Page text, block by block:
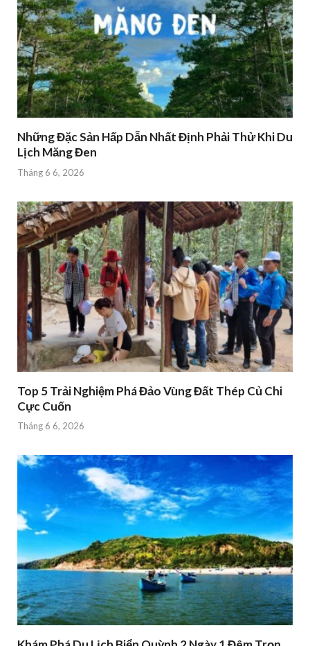
Những Đặc Sản Hấp Dẫn Nhất Định Phải Thử Khi Du
Lịch Măng Đen
Tháng 6 6, 2026
Top 5 Trải Nghiệm Phá Đảo Vùng Đất Thép Củ Chi
Cực Cuốn
Tháng 6 6, 2026